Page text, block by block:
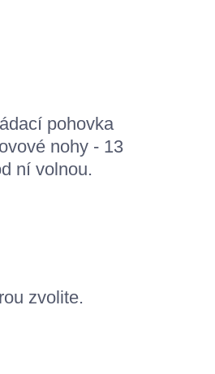
pohovka
ovové nohy - 13
ní volnou.
zvolite.